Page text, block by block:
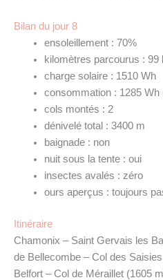
Bilan du jour 8
ensoleillement : 70%
kilomètres parcourus : 99
charge solaire : 1510 Wh
consommation : 1285 Wh
cols montés : 2
dénivelé total : 3400 m
baignade : non
nuit sous la tente : oui
insectes avalés : zéro
ours aperçus : toujours
Itinéraire
Chamonix – Saint Gervais les
de Bellecombe – Col des
Belfort – Col de Méraillet (1605